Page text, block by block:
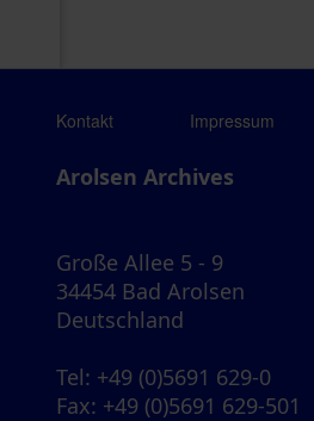
Kontakt Impressum
Arolsen Archives
Große Allee 5 - 9
34454 Bad Arolsen
Deutschland
Tel: +49 (0)5691 629-0
Fax: +49 (0)5691 629-501